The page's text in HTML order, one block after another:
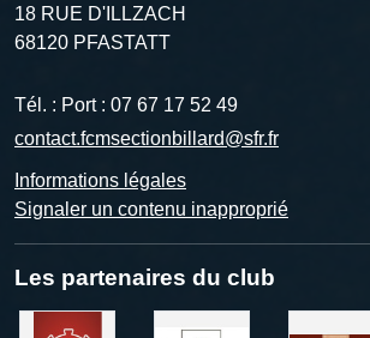
18 RUE D'ILLZACH
68120 PFASTATT
Tél. : Port : 07 67 17 52 49
contact.fcmsectionbillard@sfr.fr
Informations légales
Signaler un contenu inapproprié
Les partenaires du club